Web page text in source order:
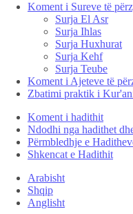
Koment i Sureve të
Surja El Asr
Surja Ihlas
Surja Huxhurat
Surja Kehf
Surja Teube
Koment i Ajeteve të
Zbatimi praktik i
Koment i hadithit
Ndodhi nga hadithet
Përmbledhje e
Shkencat e Hadithit
Arabisht
Shqip
Anglisht